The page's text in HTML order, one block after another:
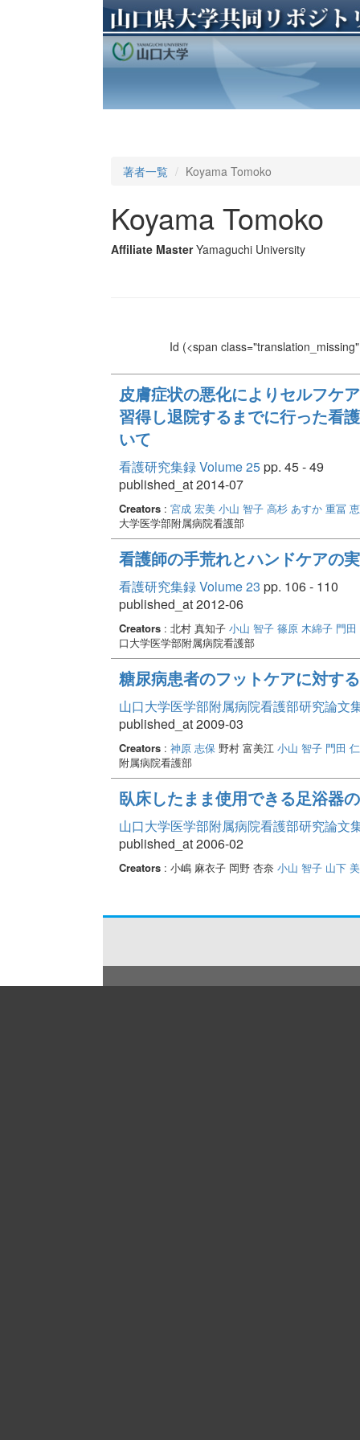
著者一覧 Koyama Tomoko
Koyama Tomoko
Affiliate Master Yamaguchi University
Id (<span
皮膚症状の悪化によりセルフケ
習得し退院するまでに行った看
いて
看護研究集録 Volume 25pp. 45 - 49
published_at 2014-07
Creators: 宮成 宏美 小山 智子 高杉 あすか 重冨
大学医学部附属病院看護部
看護師の手荒れとハンドケアの
看護研究集録 Volume 23 pp. 106 - 110
published_at 2012-06
Creators: 北村 真知子 小山 智子 篠原 木綿子 門田
口大学医学部附属病院看護部
糖尿病患者のフットケアに対す
山口大学医学部附属病院看護部研究論文
published_at 2009-03
Creators: 神原 志保 野村 富美江 小山 智子 門田
附属病院看護部
臥床したまま使用できる足浴器
山口大学医学部附属病院看護部研究論文
published_at 2006-02
Creators: 小嶋 麻衣子 岡野 杏奈 小山 智子 山下